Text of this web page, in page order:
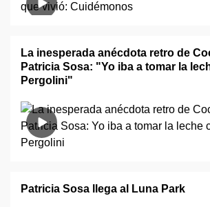
La inesperada anécdota retro de
Patricia Sosa: "Yo iba a tomar la
Pergolini"
Patricia Sosa llega al Luna Park